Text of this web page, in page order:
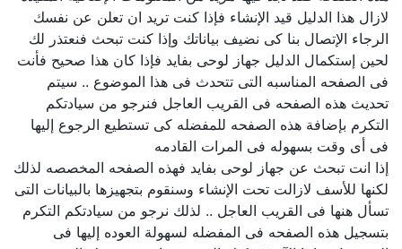
لازال هذا الدليل قيد الإنشاء فإذا كنت تريد ان تعلن عن نفسك
الرجاء الإتصال بنا كى نضيف بياناتك وإذا كنت تبحث فنعتذر لك
لحين إستكمال الدليل جهاز لوحى بفايد فإذا كان هذا صحيح فأنت
فى الصفحه المناسبه التى تتحدث فى هذا الموضوع .. سيتم
تحديث هذه الصفحه فى القريب العاجل فنرجو من سيادتكم
التكرم بإضافة هذه الصفحه للمفضله كى تستطيع الرجوع إليها
فى أى وقت بسهوله فى المرات القادمه
إذا انت تبحث عن جهاز لوحى بفايد فهذه الصفحه المخصصه لذلك
لكنها للأسف لازالت تحت الإنشاء وسنقوم بتجهيزها بالبيانات التى
تسأل هنها فى القريب العاجل .. لذلك نرجو من سيادتكم التكرم
بتسجيل هذه الصفحه فى المفضله لسهولة العوده إليها فى